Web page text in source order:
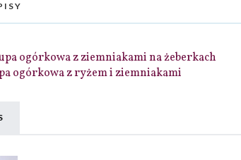
ogórkowa z ziemniakami na żeberkach
ogórkowa z ryżem i ziemniakami